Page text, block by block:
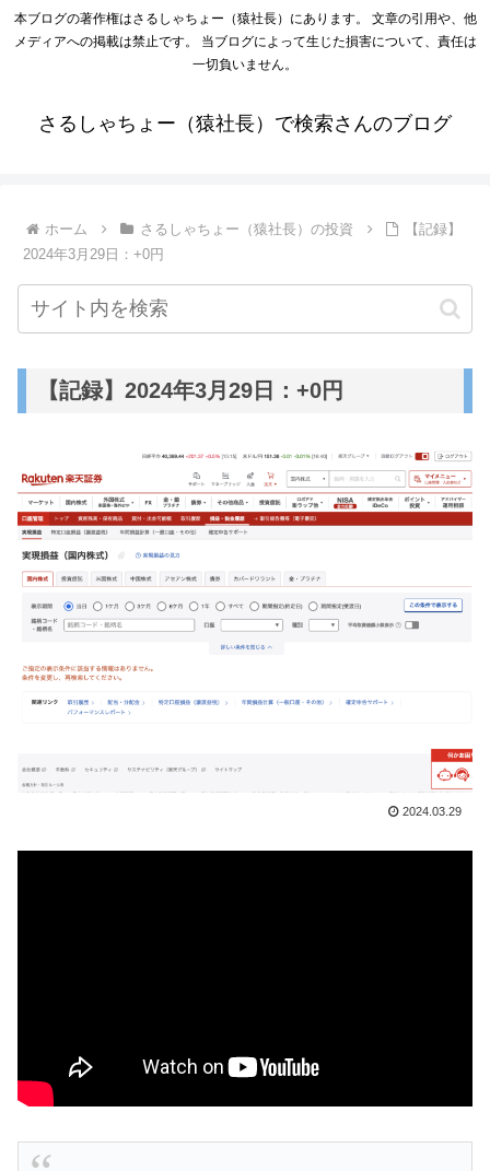
本ブログの著作権はさるしゃちょー（猿社長）にあります。 文章の引用や、他
メディアへの掲載は禁止です。 当ブログによって生じた損害について、責任は
一切負いません。
さるしゃちょー（猿社長）で検索さんのブログ
ホーム さるしゃちょー（猿社長）の投資
【記録】
2024年3月29日：+0円
【記録】2024年3月29日：+0円
2024.03.29